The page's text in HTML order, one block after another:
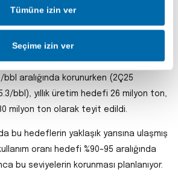
Tümüne izin ver
Seçime izin ver
Tüpraş 2. Çeyrek 2025 Sonuçları
2025 yılına ilişkin temel operasyonel
açıkladı. Buna göre net rafineri
bbl aralığında korunurken (2Ç25
bbl), yıllık üretim hedefi 26 milyon ton,
milyon ton olarak teyit edildi.
bu hedeflerin yaklaşık yarısına ulaşmış
oranı hedefi %90–95 aralığında
bu seviyelerin korunması planlanıyor.